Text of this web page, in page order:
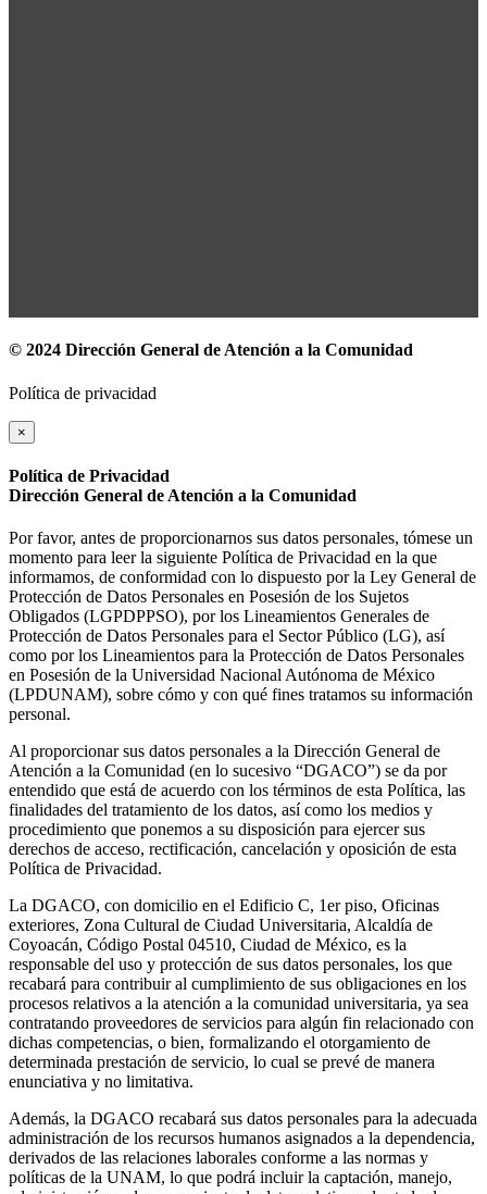
© 2024 Dirección General de Atención a la Comunidad
Política de privacidad
×
Política de Privacidad
Dirección General de Atención a la Comunidad
Por favor, antes de proporcionarnos sus datos personales, tómese un
momento para leer la siguiente Política de Privacidad en la que
informamos, de conformidad con lo dispuesto por la Ley General de
Protección de Datos Personales en Posesión de los Sujetos
Obligados (LGPDPPSO), por los Lineamientos Generales de
Protección de Datos Personales para el Sector Público (LG), así
como por los Lineamientos para la Protección de Datos Personales
en Posesión de la Universidad Nacional Autónoma de México
(LPDUNAM), sobre cómo y con qué fines tratamos su información
personal.
Al proporcionar sus datos personales a la Dirección General de
Atención a la Comunidad (en lo sucesivo “DGACO”) se da por
entendido que está de acuerdo con los términos de esta Política, las
finalidades del tratamiento de los datos, así como los medios y
procedimiento que ponemos a su disposición para ejercer sus
derechos de acceso, rectificación, cancelación y oposición de esta
Política de Privacidad.
La DGACO, con domicilio en el Edificio C, 1er piso, Oficinas
exteriores, Zona Cultural de Ciudad Universitaria, Alcaldía de
Coyoacán, Código Postal 04510, Ciudad de México, es la
responsable del uso y protección de sus datos personales, los que
recabará para contribuir al cumplimiento de sus obligaciones en los
procesos relativos a la atención a la comunidad universitaria, ya sea
contratando proveedores de servicios para algún fin relacionado con
dichas competencias, o bien, formalizando el otorgamiento de
determinada prestación de servicio, lo cual se prevé de manera
enunciativa y no limitativa.
Además, la DGACO recabará sus datos personales para la adecuada
administración de los recursos humanos asignados a la dependencia,
derivados de las relaciones laborales conforme a las normas y
políticas de la UNAM, lo que podrá incluir la captación, manejo,